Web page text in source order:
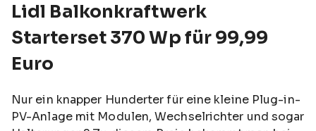
Lidl Balkonkraftwerk
Starterset 370 Wp für 99,99
Euro
Nur ein knapper Hunderter für eine kleine Plug-in-
PV-Anlage mit Modulen, Wechselrichter und sogar